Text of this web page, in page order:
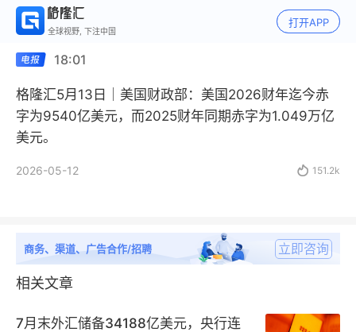
全球视野, 下注中国
打开APP
18:01
格隆汇5月13日｜美国财政部：美国2026财年迄今赤
字为9540亿美元，而2025财年同期赤字为1.049万亿
美元。
2026-05-12  151.2k
商务、渠道、广告合作/招聘 立即咨询
相关文章
7月末外汇储备34188亿美元，央行连